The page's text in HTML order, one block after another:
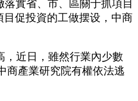
實省、市、區關于抓項目
促投資的工做摆设，中商
近日，雖然行業內少數
商產業研究院有權依法逃